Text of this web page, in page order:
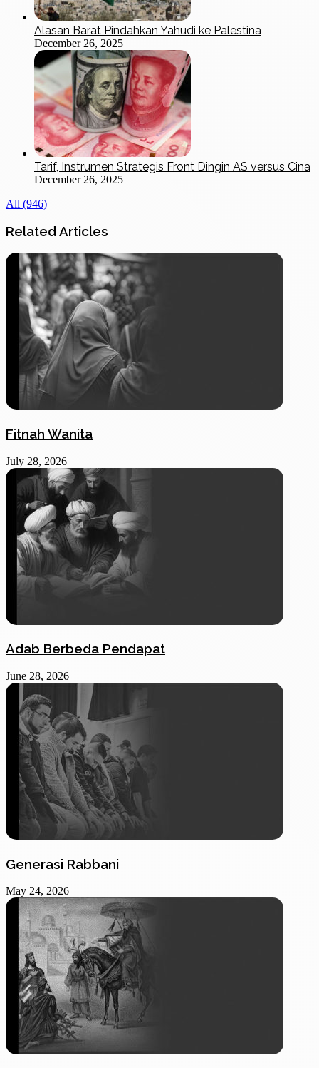
Alasan Barat Pindahkan Yahudi ke Palestina
December 26, 2025
Tarif, Instrumen Strategis Front Dingin AS versus Cina
December 26, 2025
All (946)
Related Articles
Fitnah Wanita
July 28, 2026
Adab Berbeda Pendapat
June 28, 2026
Generasi Rabbani
May 24, 2026